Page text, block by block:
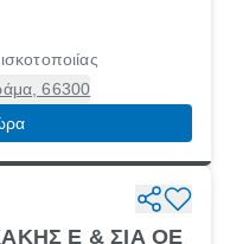
66300
Ε & ΣΙΑ ΟΕ